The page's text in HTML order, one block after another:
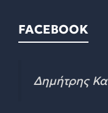
FACEBOOK
Δημήτρης